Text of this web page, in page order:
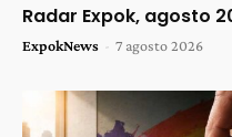
Radar Expok, agosto
ExpokNews - 7 agosto 2026